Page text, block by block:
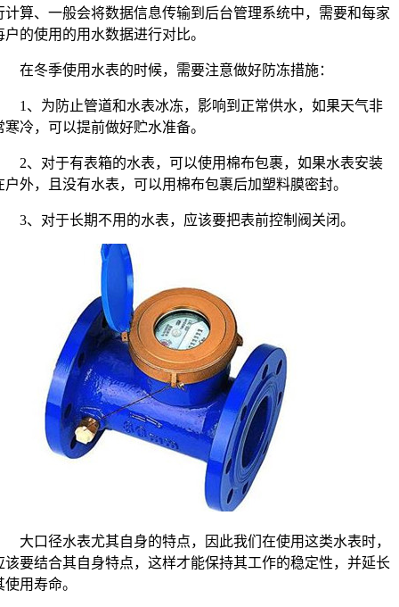
计算、一般会将数据信息传输到后台管理系统中，需要和每家
户的使用的用水数据进行对比。
冬季使用水表的时候，需要注意做好防冻措施：
为防止管道和水表冰冻，影响到正常供水，如果天气非
寒冷，可以提前做好贮水准备。
对于有表箱的水表，可以使用棉布包裹，如果水表安装
户外，且没有水表，可以用棉布包裹后加塑料膜密封。
对于长期不用的水表，应该要把表前控制阀关闭。
口径水表尤其自身的特点，因此我们在使用这类水表时，
该要结合其自身特点，这样才能保持其工作的稳定性，并延长
使用寿命。